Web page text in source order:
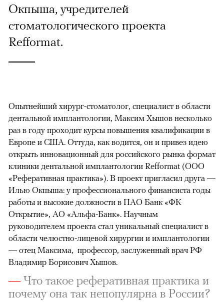
Окпыша, учредителей
стоматологического проекта
Refformat.
Опытнейший хирург-стоматолог, специалист в области
дентальной имплантологии, Максим Хышов несколько
раз в году проходит курсы повышения квалификации в
Европе и США. Оттуда, как водится, он и привез идею
открыть инновационный для российского рынка формат
клиники дентальной имплантологии Refformat (ООО
«Реферативная практика»). В проект пригласил друга —
Илью Окпыша: у профессионального финансиста годы
работы и высокие должности в ПАО Банк «ФК
Открытие», АО «Альфа-Банк». Научным
руководителем проекта стал уникальный специалист в
области челюстно-лицевой хирургии и имплантологии
— отец Максима, ​профессор, заслуженный врач РФ
Владимир Борисович Хышов.
—Что такое реферативная практика и
почему она так непопулярна в России?